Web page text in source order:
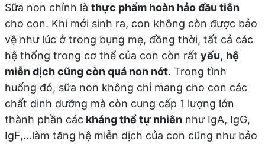
Sữa non chính là thực phẩm hoàn hảo đầu tiên
cho con. Khi mới sinh ra, con không còn được bảo
vệ như lúc ở trong bụng mẹ, đồng thời, tất cả các
hệ thống trong cơ thể của con còn rất yếu, hệ
miễn dịch cũng còn quá non nớt. Trong tình
huống đó, sữa non không chỉ mang cho con các
chất dinh dưỡng mà còn cung cấp 1 lượng lớn
thành phần các kháng thể tự nhiênnhư IgA, IgG,
IgF,…làm tăng hệ miễn dịch của con cũng như bảo